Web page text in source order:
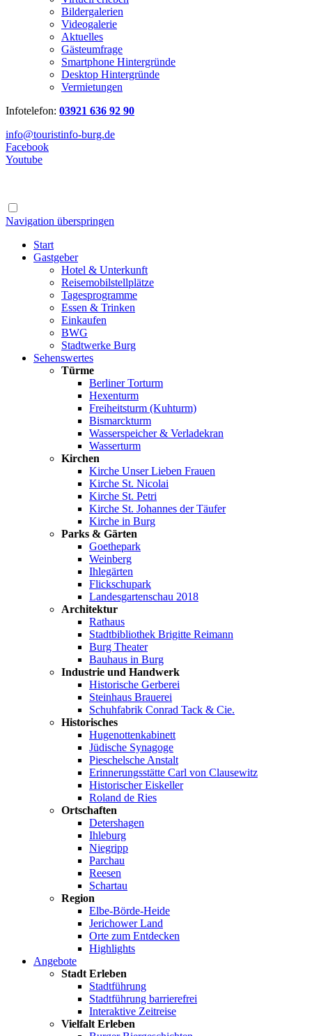
Bildergalerien
Videogalerie
Aktuelles
Gästeumfrage
Smartphone Hintergründe
Desktop Hintergründe
Vermietungen
Infotelefon: 03921 636 92 90
info@touristinfo-burg.de
Facebook
Youtube
Navigation überspringen
Start
Gastgeber
Hotel & Unterkunft
Reisemobilstellplätze
Tagesprogramme
Essen & Trinken
Einkaufen
BWG
Stadtwerke Burg
Sehenswertes
Türme
Berliner Torturm
Hexenturm
Freiheitsturm (Kuhturm)
Bismarckturm
Wasserspeicher & Verladekran
Wasserturm
Kirchen
Kirche Unser Lieben Frauen
Kirche St. Nicolai
Kirche St. Petri
Kirche St. Johannes der Täufer
Kirche in Burg
Parks & Gärten
Goethepark
Weinberg
Ihlegärten
Flickschupark
Landesgartenschau 2018
Architektur
Rathaus
Stadtbibliothek Brigitte Reimann
Burg Theater
Bauhaus in Burg
Industrie und Handwerk
Historische Gerberei
Steinhaus Brauerei
Schuhfabrik Conrad Tack & Cie.
Historisches
Hugenottenkabinett
Jüdische Synagoge
Pieschelsche Anstalt
Erinnerungsstätte Carl von Clausewitz
Historischer Eiskeller
Roland de Ries
Ortschaften
Detershagen
Ihleburg
Niegripp
Parchau
Reesen
Schartau
Region
Elbe-Börde-Heide
Jerichower Land
Orte zum Entdecken
Highlights
Angebote
Stadt Erleben
Stadtführung
Stadtführung barrierefrei
Interaktive Zeitreise
Vielfalt Erleben